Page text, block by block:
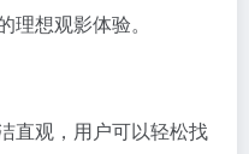
想观影体验。
直观，用户可以轻松找